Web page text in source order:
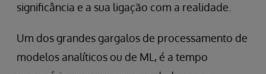
significância e a sua ligação com a realidade.
Um dos grandes gargalos de processamento de
modelos analíticos ou de ML, é a tempo